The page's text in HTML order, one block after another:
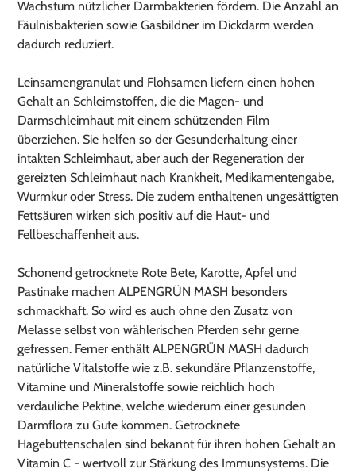
Wachstum nützlicher Darmbakterien fördern. Die Anzahl an
Fäulnisbakterien sowie Gasbildner im Dickdarm werden
dadurch reduziert.
Leinsamengranulat und Flohsamen liefern einen hohen
Gehalt an Schleimstoffen, die die Magen- und
Darmschleimhaut mit einem schützenden Film
überziehen. Sie helfen so der Gesunderhaltung einer
intakten Schleimhaut, aber auch der Regeneration der
gereizten Schleimhaut nach Krankheit, Medikamentengabe,
Wurmkur oder Stress. Die zudem enthaltenen ungesättigten
Fettsäuren wirken sich positiv auf die Haut- und
Fellbeschaffenheit aus.
Schonend getrocknete Rote Bete, Karotte, Apfel und
Pastinake machen ALPENGRÜN MASH besonders
schmackhaft. So wird es auch ohne den Zusatz von
Melasse selbst von wählerischen Pferden sehr gerne
gefressen. Ferner enthält ALPENGRÜN MASH dadurch
natürliche Vitalstoffe wie z.B. sekundäre Pflanzenstoffe,
Vitamine und Mineralstoffe sowie reichlich hoch
verdauliche Pektine, welche wiederum einer gesunden
Darmflora zu Gute kommen. Getrocknete
Hagebuttenschalen sind bekannt für ihren hohen Gehalt an
Vitamin C - wertvoll zur Stärkung des Immunsystems. Die